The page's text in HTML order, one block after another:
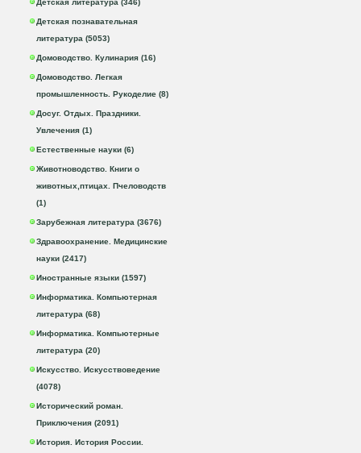
Детская познавательная
литература (5053)
Домоводство. Кулинария (16)
Домоводство. Легкая
промышленность. Рукоделие (8)
Досуг. Отдых. Праздники.
Увлечения (1)
Естественные науки (6)
Животноводство. Книги о
животных,птицах. Пчеловодств
(1)
Зарубежная литература (3676)
Здравоохранение. Медицинские
науки (2417)
Иностранные языки (1597)
Информатика. Компьютерная
литература (68)
Информатика. Компьютерные
литература (20)
Искусство. Искусствоведение
(4078)
Исторический роман.
Приключения (2091)
История. История России.